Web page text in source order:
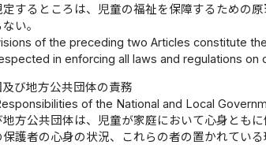
するところは、児童の福祉を保障するための
い。
of the preceding two Articles constitute
in enforcing all laws and regulations on
び地方公共団体の責務
of the National and Local
地方公共団体は、児童が家庭において心身とも
保護者の心身の状況、これらの者の置かれてい